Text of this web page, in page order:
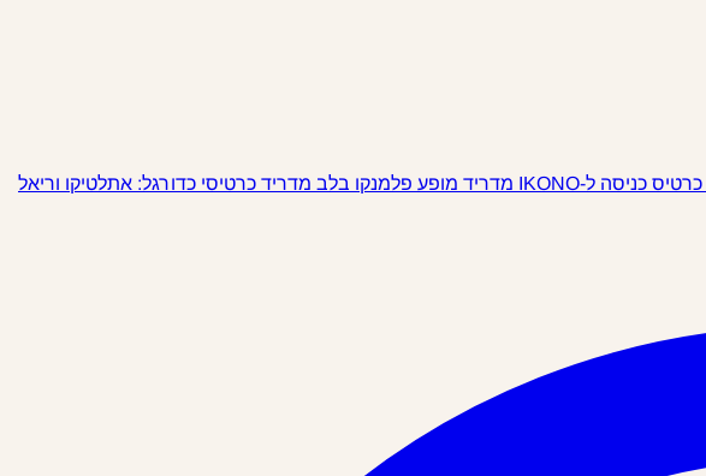
כרטיס כניסה ל-IKONO מדריד מופע פלמנקו בלב מדריד כרטיסי כדורגל: אתלטיקו וריאל